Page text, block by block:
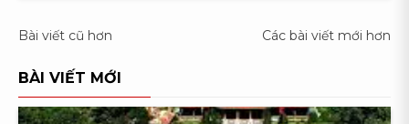
2850K
Một
Du
Điều
hướng
bài
Bài viết cũ hơn Các bài viết mới hơn
BÀI VIẾT MỚI